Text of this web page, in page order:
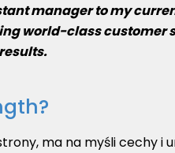
manager to my
world-class customer
ma na myśli cechy i